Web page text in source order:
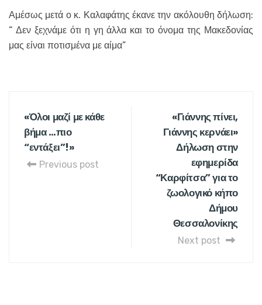
Αμέσως μετά ο κ. Καλαφάτης έκανε την ακόλουθη δήλωση:
“ Δεν ξεχνάμε ότι η γη άλλα και το όνομα της Μακεδονίας
μας είναι ποτισμένα με αίμα”
«Όλοι μαζί με κάθε
βήμα …πιο
“εντάξει”!»
Previous post
«Γιάννης πίνει,
Γιάννης κερνάει»
Δήλωση στην
εφημερίδα
“Καρφίτσα” για το
ζωολογικό κήπο
Δήμου
Θεσσαλονίκης
Next post